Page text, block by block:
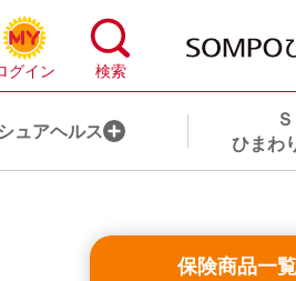
心配事から保険を探す
お手続き一覧
ュアヘルス
ひまわ
保険商品一覧